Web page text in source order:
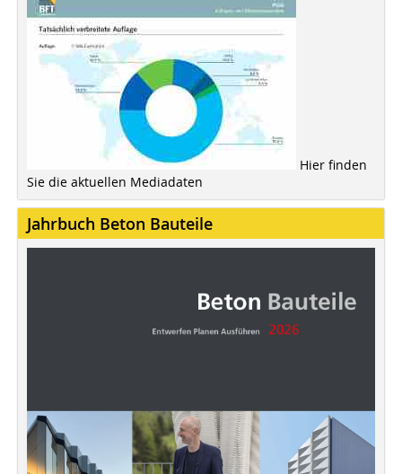
Hier finden
Sie die aktuellen Mediadaten
Jahrbuch Beton Bauteile